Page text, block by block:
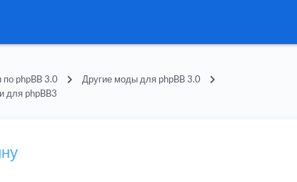
phpBB 3.0
Другие моды для phpBB 3.0
для phpBB3